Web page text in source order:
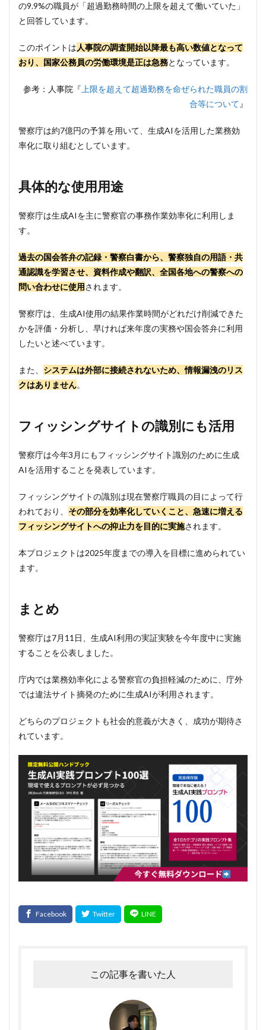
2
使用
用途
フィ
サイ
トの
識別
4
め
の9.9%の職員が「超過勤務時間の上限を超えて働いていた」
と回答しています。
このポイントは 人事院の調査開始以降最も高い数値となって
おり、国家公務員の労働環境是正は急務となっています。
参考：人事院『 上限を超えて超過勤務を命ぜられた職員の割
合等について 』
警察庁は約7億円の予算を用いて、生成AIを活用した業務効
率化に取り組むとしています。
具体的な使用用途
警察庁は生成AIを主に警察官の事務作業効率化に利用しま
す。
過去の国会答弁の記録・警察白書から、警察独自の用語・共
通認識を学習させ、資料作成や翻訳、全国各地への警察への
問い合わせに使用されます。
警察庁は、生成AI使用の結果作業時間がどれだけ削減できた
かを評価・分析し、早ければ来年度の実務や国会答弁に利用
したいと述べています。
また、 システムは外部に接続されないため、情報漏洩のリス
クはありません。
フィッシングサイトの識別にも活用
警察庁は今年3月にもフィッシングサイト識別のために生成
AIを活用することを発表しています。
フィッシングサイトの識別は現在警察庁職員の目によって行
われており、 その部分を効率化していくこと、急速に増える
フィッシングサイトへの抑止力を目的に実施されます。
本プロジェクトは2025年度までの導入を目標に進められてい
ます。
まとめ
警察庁は7月11日、生成AI利用の実証実験を今年度中に実施
することを公表しました。
庁内では業務効率化による警察官の負担軽減のために、庁外
では違法サイト摘発のために生成AIが利用されます。
どちらのプロジェクトも社会的意義が大きく、成功が期待さ
れています。
この記事を書いた人